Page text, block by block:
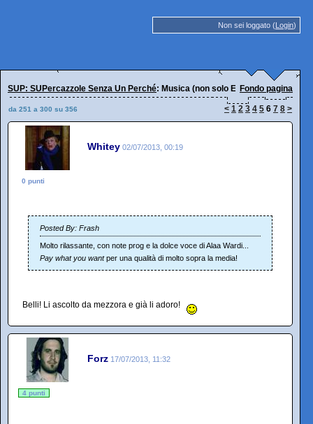
Non sei loggato (Login)
SUP: SUPercazzole Senza Un Perché: Musica (non solo EELST!)Fondo pagina
da 251 a 300 su 356 < 1 2 3 4 5 6 7 8 >
Whitey 02/07/2013, 00:19
0 punti
Posted By: Frash
Molto rilassante, con note prog e la dolce voce di Alaa Wardi...
Pay what you wantper una qualità di molto sopra la media!
Belli! Li ascolto da mezzora e già li adoro!
Forz 17/07/2013, 11:32
4 punti